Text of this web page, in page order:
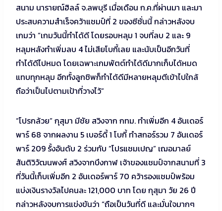
สนาม นารายณ์ฮิลล์ จ.ลพบุรี เมื่อเดือน ก.ค.ที่ผ่านมา และมา
ประสบความสำเร็จคว้าแชมป์ที่ 2 ของซีซั่นนี้ กล่าวหลังจบ
เกมว่า “เกมวันนี้ทำได้ดี โดยรอบหลุม 1 จบที่ลบ 2 และ 9
หลุมหลังทำเพิ่มลบ 4 ไม่เสียโบกี้เลย และนับเป็นอีกวันที่
ทำได้ดีไปหมด โดยเฉพาะเกมพัตต์ทำได้ดีมากเก็บได้หมด
แทบทุกหลุม อีกทั้งลูกชิพก็ทำได้ดีมีหลายหลุมตีเข้าไปใกล้
ถือว่าเป็นไปตามเป้าที่วางไว้”
“โปรกล้วย” กุสุมา มีชัย สวิงจาก กทม. ทำเพิ่มอีก 4 อันเดอร์
พาร์ 68 จากผลงาน 5 เบอร์ดี้ 1 โบกี้ ทำสกอร์รวม 7 อันเดอร์
พาร์ 209 รั้งอันดับ 2 ร่วมกับ “โปรแชมเปญ” เฌอมาลย์
สันติวิวัฒนพงศ์ สวิงจากบึงกาฬ เจ้าของแชมป์จากสนามที่ 3
ที่วันนี้เก็บเพิ่มอีก 2 อันเดอร์พาร์ 70 คว้ารองแชมป์พร้อม
แบ่งเงินรางวัลไปคนละ 121,000 บาท โดย กุสุมา วัย 26 ปี
กล่าวหลังจบการแข่งขันว่า “ถือเป็นวันที่ดี และมั่นใจมากๆ